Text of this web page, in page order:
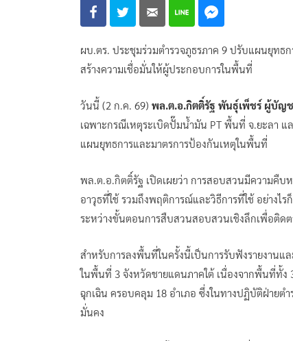
ผบ.ตร. ประชุมร่วมตำรวจภูธรภาค 9 ปรับแผนยุท
สร้างความเชื่อมั่นให้ผู้ประกอบการในพื้นที่
วันนี้ (2 ก.ค. 69) พล.ต.อ.กิตติ์รัฐ พันธุ์เพ็ชร์ ผู้บัญ
เฉพาะกรณีเหตุระเบิดปั๊มน้ำมัน PT พื้นที่ จ.ยะลา แ
แผนยุทธการและมาตรการป้องกันเหตุในพื้นที่
พล.ต.อ.กิตติ์รัฐ เปิดเผยว่า การสอบสวนมีความคื
อาวุธที่ใช้ รวมถึงพฤติการณ์และวิธีการที่ใช้ อย่างไ
ระหว่างขั้นตอนการสืบสวนสอบสวนเชิงลึกเพื่อติด
สำหรับการลงพื้นที่ในครั้งนี้เป็นการรับฟังรายงานแ
ในพื้นที่ 3 จังหวัดชายแดนภาคใต้ เนื่องจากพื้นที่ทั้ง
ฉุกเฉิน ครอบคลุม 18 อำเภอ ซึ่งในทางปฏิบัติฝ่าย
มั่นคง